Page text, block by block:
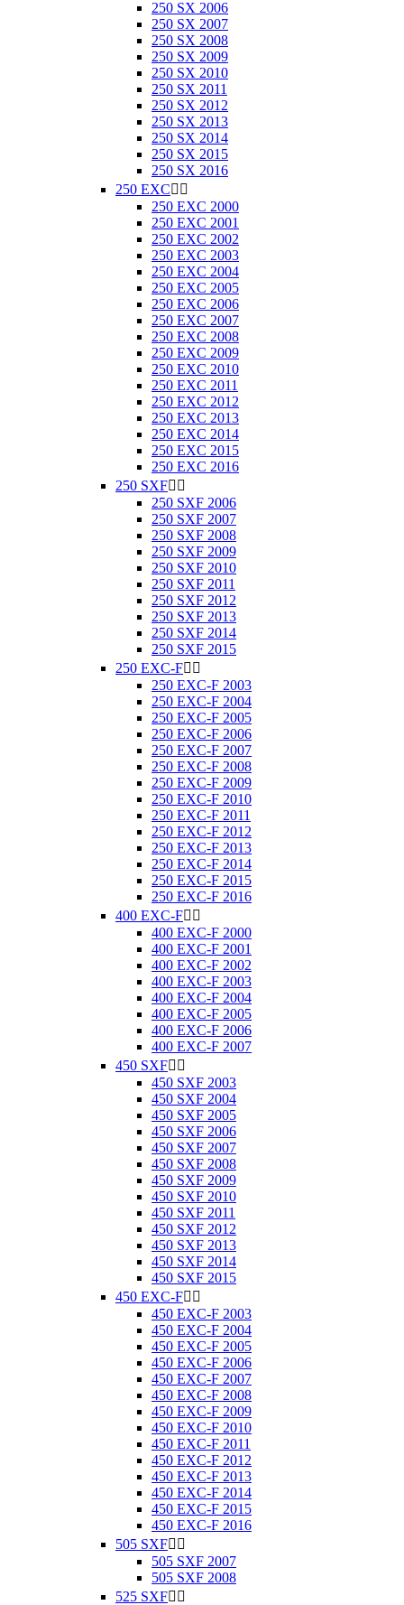
250 SX 2006
250 SX 2007
250 SX 2008
250 SX 2009
250 SX 2010
250 SX 2011
250 SX 2012
250 SX 2013
250 SX 2014
250 SX 2015
250 SX 2016
250 EXC 
250 EXC 2000
250 EXC 2001
250 EXC 2002
250 EXC 2003
250 EXC 2004
250 EXC 2005
250 EXC 2006
250 EXC 2007
250 EXC 2008
250 EXC 2009
250 EXC 2010
250 EXC 2011
250 EXC 2012
250 EXC 2013
250 EXC 2014
250 EXC 2015
250 EXC 2016
250 SXF 
250 SXF 2006
250 SXF 2007
250 SXF 2008
250 SXF 2009
250 SXF 2010
250 SXF 2011
250 SXF 2012
250 SXF 2013
250 SXF 2014
250 SXF 2015
250 EXC-F 
250 EXC-F 2003
250 EXC-F 2004
250 EXC-F 2005
250 EXC-F 2006
250 EXC-F 2007
250 EXC-F 2008
250 EXC-F 2009
250 EXC-F 2010
250 EXC-F 2011
250 EXC-F 2012
250 EXC-F 2013
250 EXC-F 2014
250 EXC-F 2015
250 EXC-F 2016
400 EXC-F 
400 EXC-F 2000
400 EXC-F 2001
400 EXC-F 2002
400 EXC-F 2003
400 EXC-F 2004
400 EXC-F 2005
400 EXC-F 2006
400 EXC-F 2007
450 SXF 
450 SXF 2003
450 SXF 2004
450 SXF 2005
450 SXF 2006
450 SXF 2007
450 SXF 2008
450 SXF 2009
450 SXF 2010
450 SXF 2011
450 SXF 2012
450 SXF 2013
450 SXF 2014
450 SXF 2015
450 EXC-F 
450 EXC-F 2003
450 EXC-F 2004
450 EXC-F 2005
450 EXC-F 2006
450 EXC-F 2007
450 EXC-F 2008
450 EXC-F 2009
450 EXC-F 2010
450 EXC-F 2011
450 EXC-F 2012
450 EXC-F 2013
450 EXC-F 2014
450 EXC-F 2015
450 EXC-F 2016
505 SXF 
505 SXF 2007
505 SXF 2008
525 SXF 